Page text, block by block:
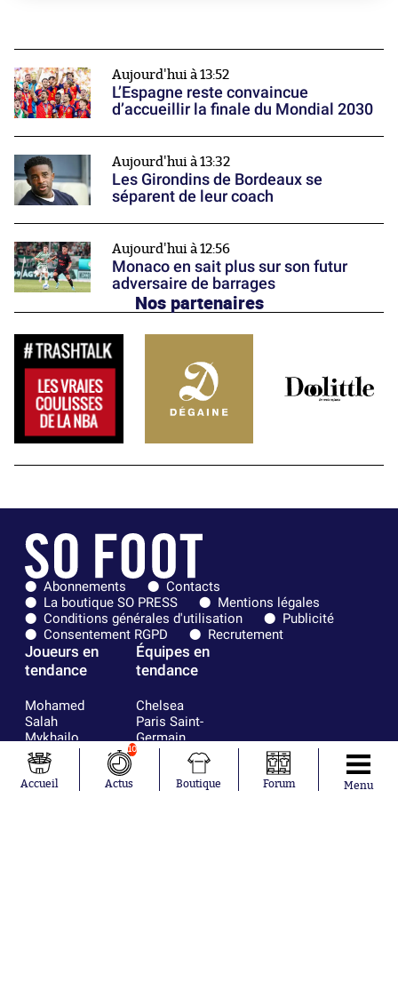
Aujourd'hui à 13:52
L’Espagne reste convaincue
d’accueillir la finale du Mondial 2030
Aujourd'hui à 13:32
Les Girondins de Bordeaux se
séparent de leur coach
Aujourd'hui à 12:56
Monaco en sait plus sur son futur
adversaire de barrages
Nos partenaires
Abonnements
Contacts
La boutique SO PRESS
Mentions légales
Conditions générales d'utilisation
Publicité
Consentement RGPD
Recrutement
Joueurs en
tendance
Mohamed
Salah
Mykhailo
Mudryk
Neymar
Khalis Merah
Équipes en
tendance
Chelsea
Paris Saint-
Germain
Bordeaux
Olympique
lyonnais
Accueil
10
Actus Boutique Forum Menu